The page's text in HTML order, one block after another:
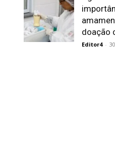
doação
Editor4 -